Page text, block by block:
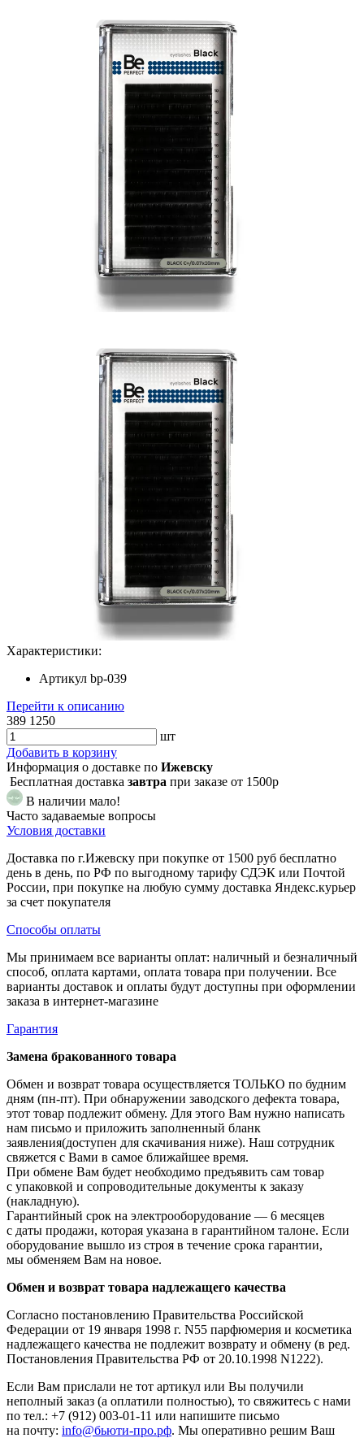
Характеристики:
Артикул bp-039
Перейти к описанию
389 1250
шт
Добавить в корзину
Информация о доставке по Ижевску
Бесплатная доставка завтра при заказе от 1500р
В наличии мало!
Часто задаваемые вопросы
Условия доставки
Доставка по г.Ижевску при покупке от 1500 руб бесплатно
день в день, по РФ по выгодному тарифу СДЭК или Почтой
России, при покупке на любую сумму доставка Яндекс.курьер
за счет покупателя
Способы оплаты
Мы принимаем все варианты оплат: наличный и безналичный
способ, оплата картами, оплата товара при получении. Все
варианты доставок и оплаты будут доступны при оформлении
заказа в интернет-магазине
Гарантия
Замена бракованного товара
Обмен и возврат товара осуществляется ТОЛЬКО по будним
дням (пн-пт). При обнаружении заводского дефекта товара,
этот товар подлежит обмену. Для этого Вам нужно написать
нам письмо и приложить заполненный бланк
заявления(доступен для скачивания ниже). Наш сотрудник
свяжется с Вами в самое ближайшее время.
При обмене Вам будет необходимо предъявить сам товар
с упаковкой и сопроводительные документы к заказу
(накладную).
Гарантийный срок на электрооборудование — 6 месяцев
с даты продажи, которая указана в гарантийном талоне. Если
оборудование вышло из строя в течение срока гарантии,
мы обменяем Вам на новое.
Обмен и возврат товара надлежащего качества
Согласно постановлению Правительства Российской
Федерации от 19 января 1998 г. N55 парфюмерия и косметика
надлежащего качества не подлежит возврату и обмену (в ред.
Постановления Правительства РФ от 20.10.1998 N1222).
Если Вам прислали не тот артикул или Вы получили
неполный заказ (а оплатили полностью), то свяжитесь с нами
по тел.: +7 (912) 003-01-11 или напишите письмо
на почту: info@бьюти-про.рф. Мы оперативно решим Ваш